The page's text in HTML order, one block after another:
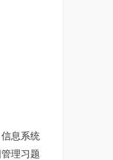
息系统
理习题